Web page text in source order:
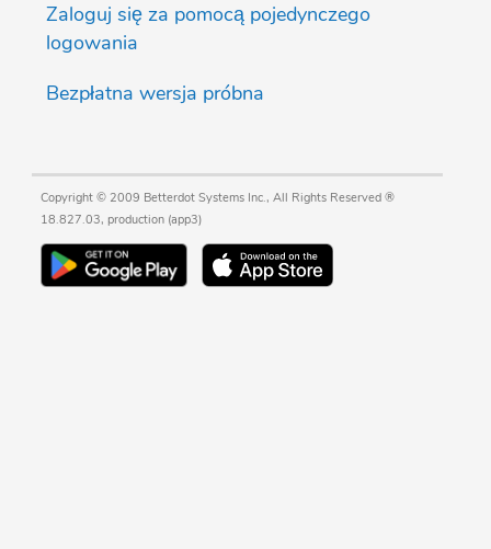
Zaloguj się za pomocą pojedynczego
logowania
Bezpłatna wersja próbna
Copyright © 2009 Betterdot Systems Inc., All Rights Reserved ®
18.827.03, production (app3)